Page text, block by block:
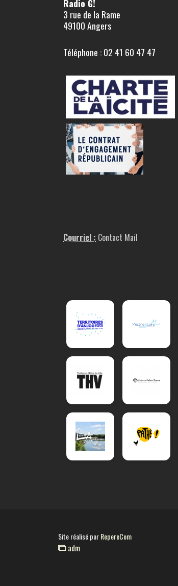
Radio G!
3 rue de la Rame
49100 Angers
Téléphone : 02 41 60 47 47
Courriel : Contact Mail
Site réalisé parRepereCom
adm